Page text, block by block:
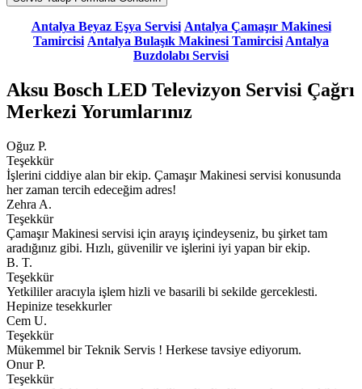
Antalya Beyaz Eşya Servisi Antalya Çamaşır Makinesi
Tamircisi Antalya Bulaşık Makinesi Tamircisi Antalya
Buzdolabı Servisi
Aksu Bosch LED Televizyon Servisi Çağrı
Merkezi Yorumlarınız
Oğuz P.
Teşekkür
İşlerini ciddiye alan bir ekip. Çamaşır Makinesi servisi konusunda
her zaman tercih edeceğim adres!
Zehra A.
Teşekkür
Çamaşır Makinesi servisi için arayış içindeyseniz, bu şirket tam
aradığınız gibi. Hızlı, güvenilir ve işlerini iyi yapan bir ekip.
B. T.
Teşekkür
Yetkililer aracıyla işlem hizli ve basarili bi sekilde gerceklesti.
Hepinize tesekkurler
Cem U.
Teşekkür
Mükemmel bir Teknik Servis ! Herkese tavsiye ediyorum.
Onur P.
Teşekkür